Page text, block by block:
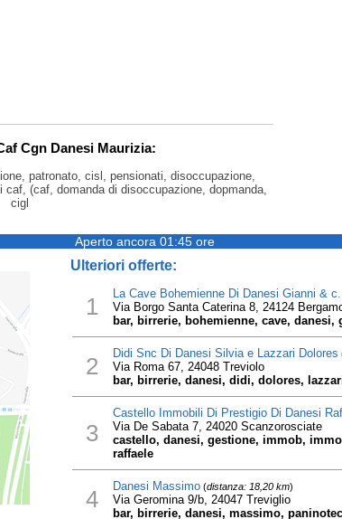
Cgn Danesi Maurizia:
patronato, cisl, pensionati, disoccupazione,
(caf, domanda di disoccupazione, dopmanda,
cigl
Aperto ancora 01:45 ore
Ulteriori offerte:
1 La Cave Bohemienne Di Danesi Gianni &
Via Borgo Santa Caterina 8, 24124
bar, birrerie, bohemienne, cave, danesi,
2 Didi Snc Di Danesi Silvia e Lazzari Dolores
Via Roma 67, 24048 Treviolo
bar, birrerie, danesi, didi, dolores,
3
Castello Immobili Di Prestigio Di Danesi
Via De Sabata 7, 24020 Scanzorosciate
castello, danesi, gestione, immob,
raffaele
4 Danesi Massimo(distanza: 18,20 km)
Via Geromina 9/b, 24047 Treviglio
bar, birrerie, danesi, massimo,